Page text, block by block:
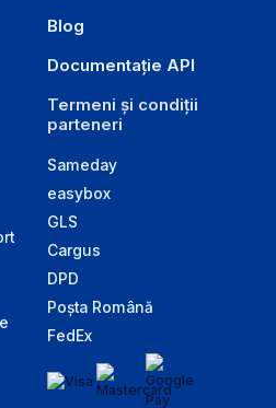
Blog
Documentație API
Termeni și condiții
parteneri
Sameday
easybox
GLS
Cargus
DPD
Poșta Română
FedEx